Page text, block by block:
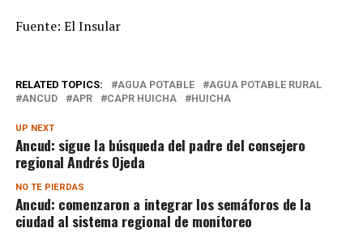
Fuente: El Insular
RELATED TOPICS: AGUA POTABLE
AGUA POTABLE RURAL
ANCUD
APR CAPR HUICHA HUICHA
UP NEXT
Ancud: sigue la búsqueda del padre del consejero
regional Andrés Ojeda
NO TE PIERDAS
Ancud: comenzaron a integrar los semáforos de la
ciudad al sistema regional de monitoreo